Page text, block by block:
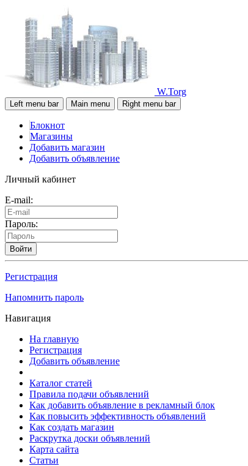
W.Torg
Left menu bar Main menu Right menu bar
Блокнот
Магазины
Добавить магазин
Добавить объявление
Личный кабинет
E-mail:
Пароль:
Войти
Регистрация
Напомнить пароль
Навигация
На главную
Регистрация
Добавить объявление
Каталог статей
Правила подачи объявлений
Как добавить объявление в рекламный блок
Как повысить эффективность объявлений
Как создать магазин
Раскрутка доски объявлений
Карта сайта
Статьи